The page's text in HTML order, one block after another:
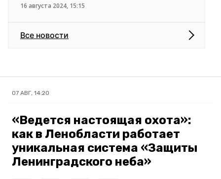
16 августа 2024, 15:15
Все новости
07 АВГ, 14:20
«Ведется настоящая охота»:
как в Ленобласти работает
уникальная система «Защиты
Ленинградского неба»